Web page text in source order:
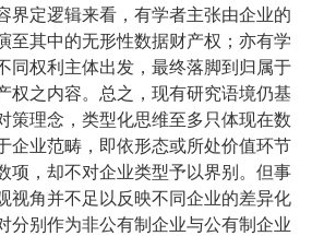
界定逻辑来看，有学者主张由企业的
至其中的无形性数据财产权；亦有学
同权利主体出发，最终落脚到归属于
权之内容。总之，现有研究语境仍基
策理念，类型化思维至多只体现在数
企业范畴，即依形态或所处价值环节
项，却不对企业类型予以界别。但事
视角并不足以反映不同企业的差异化
分别作为非公有制企业与公有制企业